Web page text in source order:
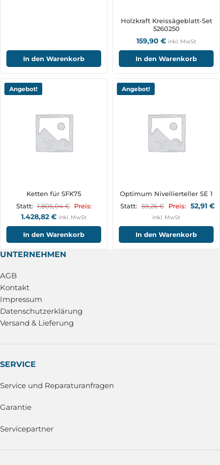
In den Warenkorb
Holzkraft Kreissägeblatt-Set
5260250
159,90 € inkl. MwSt
In den Warenkorb
Angebot!
Ketten für SFK75
Statt: 1.805,04€ Preis:
1.428,82 € inkl. MwSt
In den Warenkorb
Angebot!
Optimum Nivellierteller SE 1
Statt: 59,26€ Preis: 52,91 €
inkl. MwSt
In den Warenkorb
UNTERNEHMEN
AGB
Kontakt
Impressum
Datenschutzerklärung
Versand & Lieferung
SERVICE
Service und Reparaturanfragen
Garantie
Servicepartner